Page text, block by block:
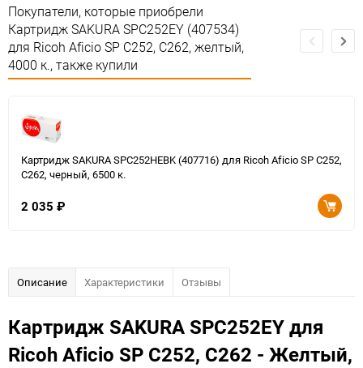
Покупатели, которые приобрели
Картридж SAKURA SPC252EY (407534)
для Ricoh Aficio SP C252, C262, желтый,
4000 к., также купили
Картридж SAKURA SPC252HEBK (407716) для Ricoh Aficio SP C252,
C262, черный, 6500 к.
2 035 ₽
Описание Характеристики Отзывы
Картридж SAKURA SPC252EY для
Ricoh Aficio SP C252, C262 - Желтый,